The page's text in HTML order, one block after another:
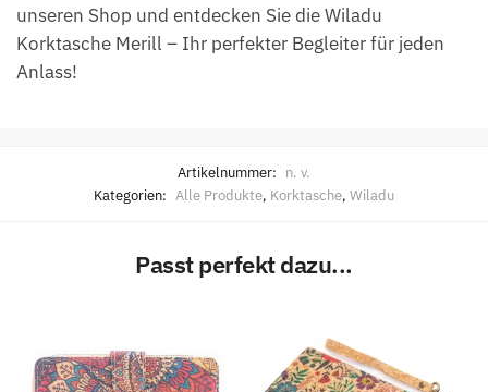
unseren Shop und entdecken Sie die Wiladu
Korktasche Merill – Ihr perfekter Begleiter für jeden
Anlass!
Artikelnummer: n. v.
Kategorien: Alle Produkte, Korktasche, Wiladu
Passt perfekt dazu...